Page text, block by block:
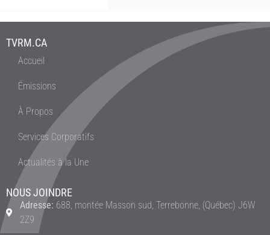
TVRM.CA
Accueil
Émissions
À Propos
Services Corporatifs
Actualités à la Une
NOUS JOINDRE
Adresse: 688, montée Masson sud, Terrebonne, (Québec) J6W
2Z9